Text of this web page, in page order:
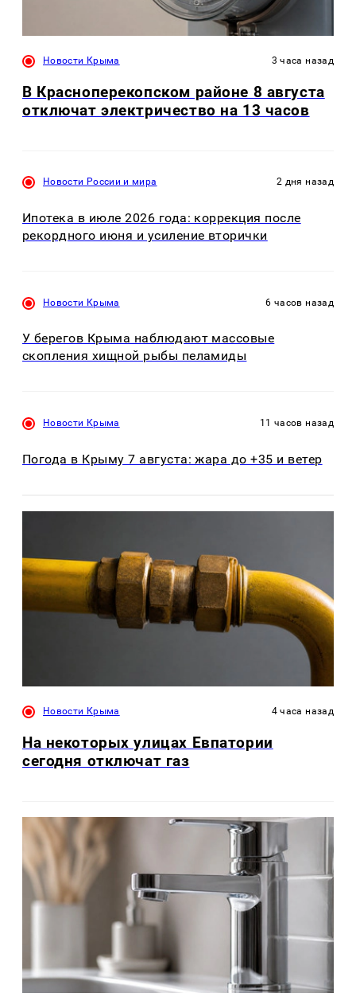
Новости Крыма 3 часа назад
В Красноперекопском районе 8 августа
отключат электричество на 13 часов
Новости России и мира 2 дня назад
Ипотека в июле 2026 года: коррекция после
рекордного июня и усиление вторички
Новости Крыма 6 часов назад
У берегов Крыма наблюдают массовые
скопления хищной рыбы пеламиды
Новости Крыма 11 часов назад
Погода в Крыму 7 августа: жара до +35 и ветер
Новости Крыма 4 часа назад
На некоторых улицах Евпатории
сегодня отключат газ